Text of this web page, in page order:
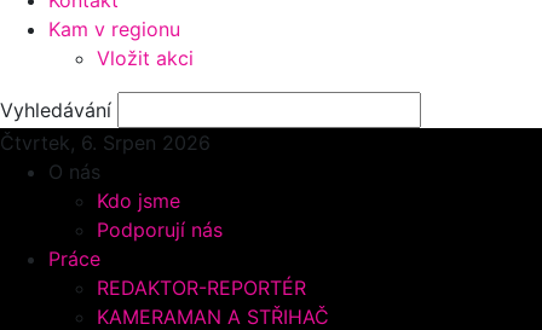
Kam v regionu
Vložit akci
Vyhledávání
Čtvrtek, 6. Srpen 2026
O nás
Kdo jsme
Podporují nás
Práce
REDAKTOR-REPORTÉR
KAMERAMAN A STŘIHAČ